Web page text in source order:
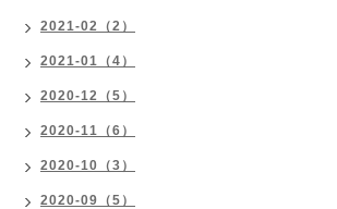
2021-02（2）
2021-01（4）
2020-12（5）
2020-11（6）
2020-10（3）
2020-09（5）